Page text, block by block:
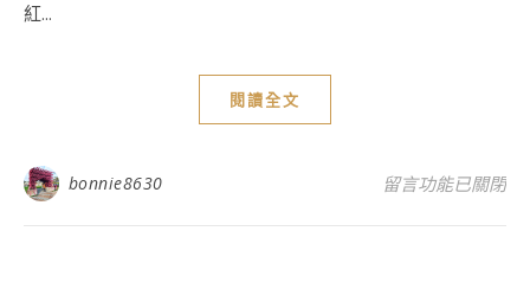
紅...
閱讀全文
bonnie8630 在〈台中美食推
留言功能已關閉